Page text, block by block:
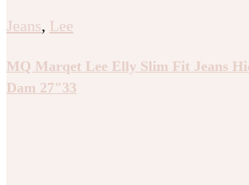
Jeans, Lee
MQ Marqet Lee Elly Slim Fit Jeans
Dam 27″33